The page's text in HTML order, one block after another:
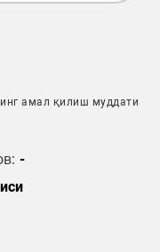
амал қилиш муддати
-